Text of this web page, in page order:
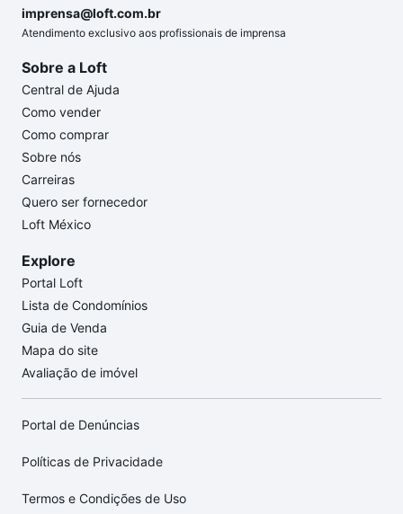
imprensa@loft.com.br
Atendimento exclusivo aos profissionais de imprensa
Sobre a Loft
Central de Ajuda
Como vender
Como comprar
Sobre nós
Carreiras
Quero ser fornecedor
Loft México
Explore
Portal Loft
Lista de Condomínios
Guia de Venda
Mapa do site
Avaliação de imóvel
Portal de Denúncias
Políticas de Privacidade
Termos e Condições de Uso